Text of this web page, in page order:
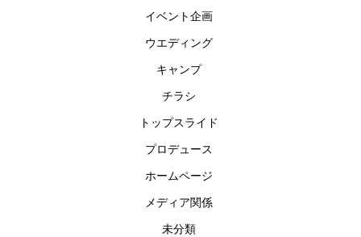
イベント企画
ウエディング
キャンプ
チラシ
トップスライド
プロデュース
ホームページ
メディア関係
未分類